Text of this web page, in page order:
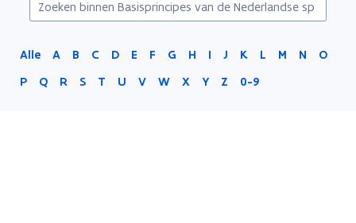
Alle A B C D E F G H I J K L M N
O
P
Q R S T U V W X Y Z 0-9